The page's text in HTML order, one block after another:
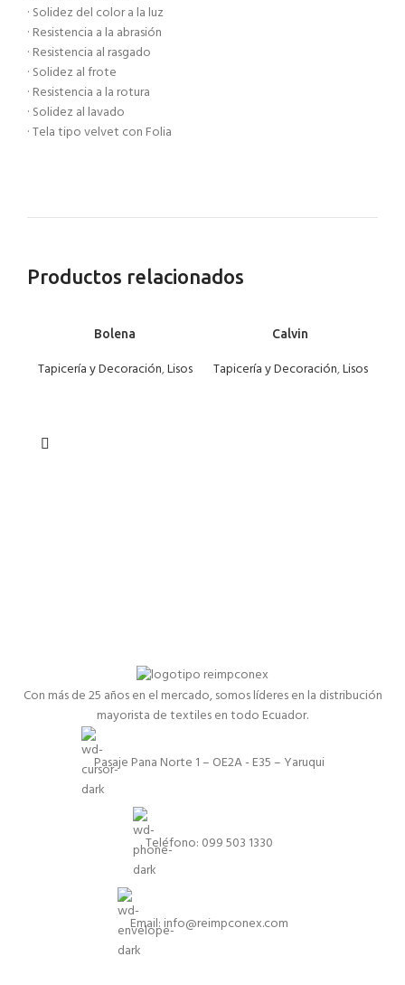
· Solidez del color a la luz
· Resistencia a la abrasión
· Resistencia al rasgado
· Solidez al frote
· Resistencia a la rotura
· Solidez al lavado
· Tela tipo velvet con Folia
Productos relacionados
Bolena
Tapicería y Decoración,Lisos
Calvin
Tapicería y Decoración,Lisos
Con más de 25 años en el mercado, somos líderes en la distribución
mayorista de textiles en todo Ecuador.
Pasaje Pana Norte 1 – OE2A - E35 – Yaruqui
Teléfono: 099 503 1330
Email: info@reimpconex.com